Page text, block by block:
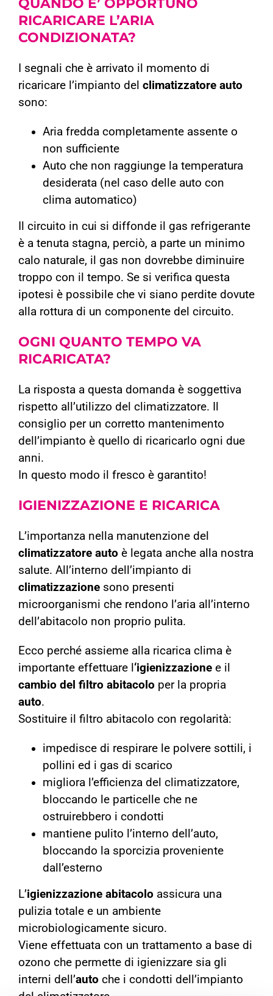
QUANDO E’ OPPORTUNO
RICARICARE L’ARIA
CONDIZIONATA?
I segnali che è arrivato il momento di
ricaricare l’impianto del climatizzatore auto
sono:
Aria fredda completamente assente o
non sufficiente
Auto che non raggiunge la temperatura
desiderata (nel caso delle auto con
clima automatico)
Il circuito in cui si diffonde il gas refrigerante
è a tenuta stagna, perciò, a parte un minimo
calo naturale, il gas non dovrebbe diminuire
troppo con il tempo. Se si verifica questa
ipotesi è possibile che vi siano perdite dovute
alla rottura di un componente del circuito.
OGNI QUANTO TEMPO VA
RICARICATA?
La risposta a questa domanda è soggettiva
rispetto all’utilizzo del climatizzatore. Il
consiglio per un corretto mantenimento
dell’impianto è quello di ricaricarlo ogni due
anni.
In questo modo il fresco è garantito!
IGIENIZZAZIONE E RICARICA
L’importanza nella manutenzione del
climatizzatore auto è legata anche alla nostra
salute. All’interno dell’impianto di
climatizzazione sono presenti
microorganismi che rendono l’aria all’interno
dell’abitacolo non proprio pulita.
Ecco perché assieme alla ricarica clima è
importante effettuare l ‘igienizzazione e il
cambio del filtro abitacolo per la propria
auto.
Sostituire il filtro abitacolo con regolarità:
impedisce di respirare le polvere sottili, i
pollini ed i gas di scarico
migliora l’efficienza del climatizzatore,
bloccando le particelle che ne
ostruirebbero i condotti
mantiene pulito l’interno dell’auto,
bloccando la sporcizia proveniente
dall’esterno
L’igienizzazione abitacolo assicura una
pulizia totale e un ambiente
microbiologicamente sicuro.
Viene effettuata con un trattamento a base di
ozono che permette di igienizzare sia gli
interni dell’auto che i condotti dell’impianto